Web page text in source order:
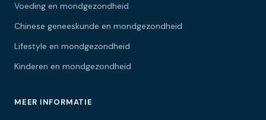
Voeding en mondgezondheid
Chinese geneeskunde en mondgezondheid
Lifestyle en mondgezondheid
Kinderen en mondgezondheid
MEER INFORMATIE